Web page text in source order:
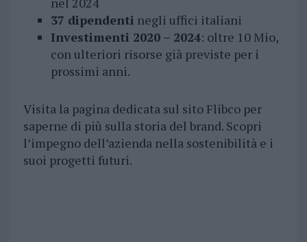
37 dipendenti negli uffici italiani
Investimenti 2020 – 2024: oltre 10 Mio,
con ulteriori risorse già previste per i
prossimi anni.
Visita la pagina dedicata sul sito Flibco per
saperne di più sulla storia del brand. Scopri
l’impegno dell’azienda nella sostenibilità e i
suoi progetti futuri.